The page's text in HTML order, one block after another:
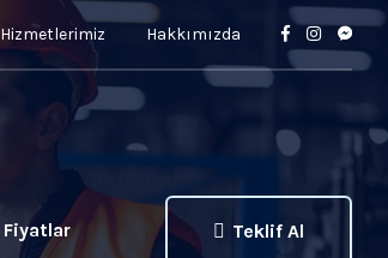
Hizmetlerimiz Hakkımızda
Fiyatlar Teklif Al